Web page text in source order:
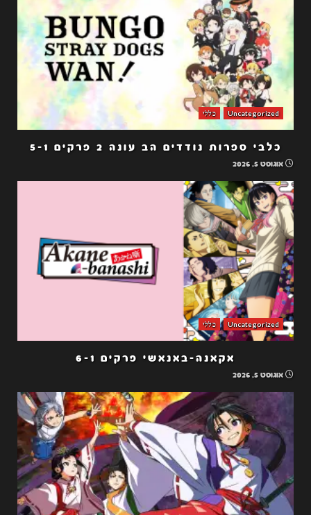
Uncategorized כללי
כלבי ספרות נודדים הב עונה 2 פרקים 5-1
אוגוסט 5, 2026
Uncategorized כללי
אקאנה-באנאשי פרקים 6-1
אוגוסט 5, 2026